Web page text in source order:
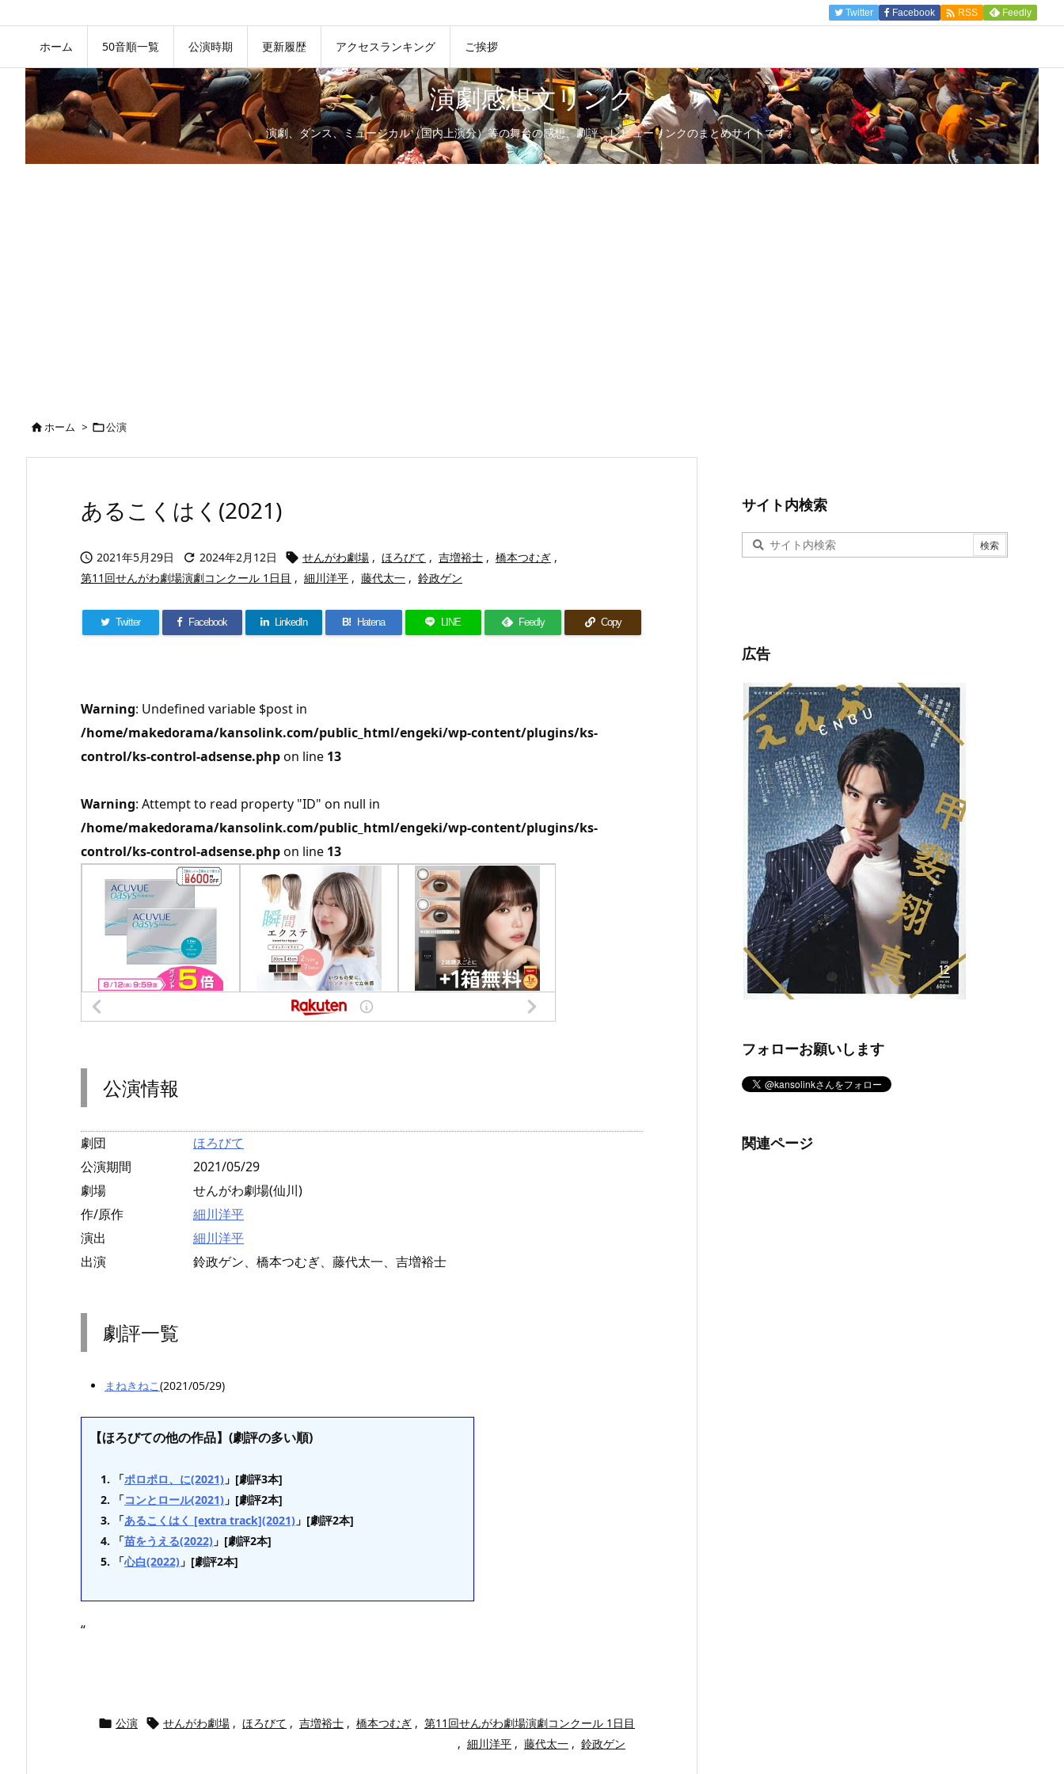
ホーム 50音順一覧 公演時期 更新履歴 アクセスランキング ご挨拶
Twitter Facebook  RSS Feedly
演劇感想文リンク
演劇、ダンス、ミュージカル（国内上演分）等の舞台の感想、劇評、レビューリンクのまとめサイトです。
ホーム > 公演
あるこくはく(2021)
 2021年5月29日  2024年2月12日  せんがわ劇場 , ほろびて , 吉増裕士 , 橋本つむぎ ,
第11回せんがわ劇場演劇コンクール 1日目 , 細川洋平 , 藤代太一 , 鈴政ゲン
Twitter Facebook LinkedIn B! Hatena LINE Feedly Copy
Warning: Undefined variable $post in
/home/makedorama/kansolink.com/public_html/engeki/wp-content/plugins/ks-
control/ks-control-adsense.phpon line 13
Warning: Attempt to read property "ID" on null in
/home/makedorama/kansolink.com/public_html/engeki/wp-content/plugins/ks-
control/ks-control-adsense.phpon line 13
公演情報
劇団
ほろびて
公演期間
2021/05/29
劇場
せんがわ劇場(仙川)
作/原作
細川洋平
演出
細川洋平
出演
鈴政ゲン、橋本つむぎ、藤代太一、吉増裕士
劇評一覧
まねきねこ(2021/05/29)
【ほろびての他の作品】(劇評の多い順)
「ポロポロ、に(2021) 」[劇評3本]
「コンとロール(2021) 」[劇評2本]
「あるこくはく [extra track](2021) 」[劇評2本]
「苗をうえる(2022) 」[劇評2本]
「心白(2022) 」[劇評2本]
“
 公演  せんがわ劇場 , ほろびて , 吉増裕士 , 橋本つむぎ , 第11回せんがわ劇場演劇コンクール 1日目
, 細川洋平 , 藤代太一 , 鈴政ゲン
サイト内検索
広告
フォローお願いします
関連ページ